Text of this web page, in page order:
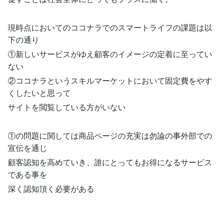
現時点においてのココナラでのスマートライフの課題は以
下の通り
①新しいサービスがゆえ顧客のイメージの定着に至ってい
ない
②ココナラというスキルマーケットにおいて固定費をやす
くしたいと思って
サイトを閲覧している方がいない
①の問題に関しては商品ページの充実は勿論の事外部での
宣伝を通じ
顧客認知を高めていき、誰にとってもお得になるサービス
である事を
深く認知頂く必要がある